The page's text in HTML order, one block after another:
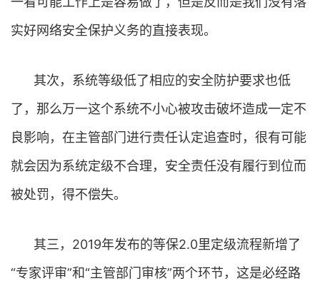
实好网络安全保护义务的直接表现。
其次，系统等级低了相应的安全防护要求也低
了，那么万一这个系统不小心被攻击破坏造成一定不
良影响，在主管部门进行责任认定追查时，很有可能
就会因为系统定级不合理，安全责任没有履行到位而
被处罚，得不偿失。
其三，2019年发布的等保2.0里定级流程新增了
“专家评审”和“主管部门审核”两个环节，这是必经路